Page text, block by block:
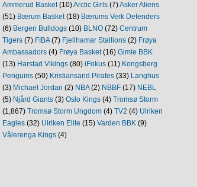
Ammerud Basket(10)Arctic Girls(7)Asker Aliens
(51) Bærum Basket(18) Bærums Verk Defenders
(6) Bergen Bulldogs(10) BLNO(72) Centrum
Tigers(7) FIBA(7) Fjellhamar Stallions(2) Frøya
Ambassadors(4) Frøya Basket(16) Gimle BBK
(13) Harstad Vikings(80) iFokus(11) Kongsberg
Penguins(50) Kristiansand Pirates(33) Langhus
(3) Michael Jordan (2) NBA(2) NBBF(17) NEBL
(5) Njård Giants(3) Oslo Kings(4) Tromsø Storm
(1,867) Tromsø Storm Ungdom(4) TV2 (4) Ulriken
Eagles(32) Ulriken Elite (15) Varden BBK(9)
Vålerenga Kings(4)